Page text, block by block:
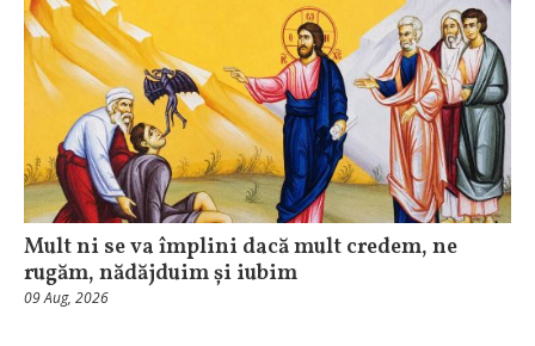
Mult ni se va împlini dacă mult credem, ne
rugăm, nădăjduim și iubim
09 Aug, 2026